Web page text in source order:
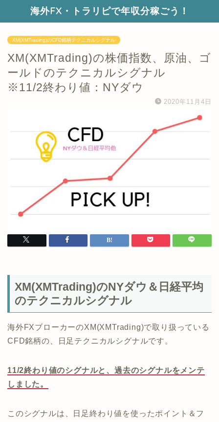
海外FX・トラリピで年収分稼ごう！
XM(XMTrading)のCFD銘柄テクニカルシグナル
XM(XMTrading)の株価指数、原油、ゴ
ールドのテクニカルシグナル
※11/2終わり値：NYダウ
2020年11月4日
XM(XMTrading)のNYダウ＆日経平均
のテクニカルシグナル
海外FXブローカーのXM(XMTrading)で取り扱っている
CFD銘柄の、日足テクニカルシグナルです。
11/2終わり値のシグナルと、過去のシグナルをメンテ
しました。
このシグナルは、日足終わり値を使ったポイント＆フ